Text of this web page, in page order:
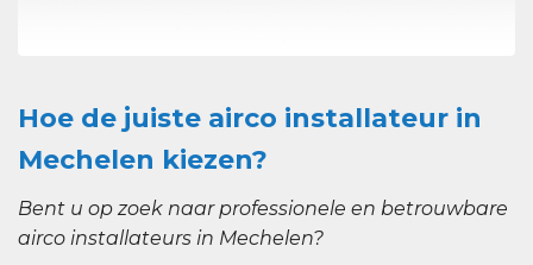
Hoe de juiste airco installateur in
Mechelen kiezen?
Bent u op zoek naar professionele en betrouwbare
airco installateurs in Mechelen?